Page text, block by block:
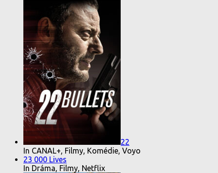
22
In CANAL+, Filmy, Komédie, Voyo
23 000 Lives
In Dráma, Filmy, Netflix